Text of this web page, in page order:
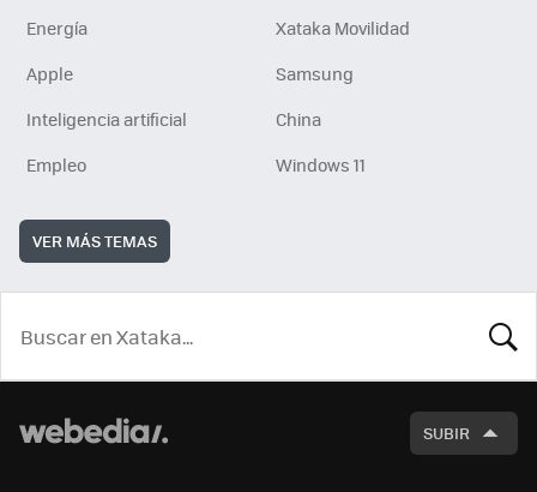
Energía
Xataka Movilidad
Apple
Samsung
Inteligencia artificial
China
Empleo
Windows 11
VER MÁS TEMAS
SUBIR